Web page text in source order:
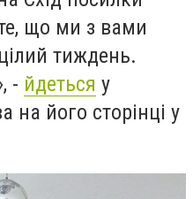
що ми з вами
тиждень.
- йдеться у
на його сторінці у